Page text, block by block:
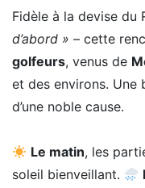
Fidèle à la devise du
d’abord » – cette
golfeurs, venus de
et des environs. Une
d’une noble cause.
Le matin, les
soleil bienveillant.